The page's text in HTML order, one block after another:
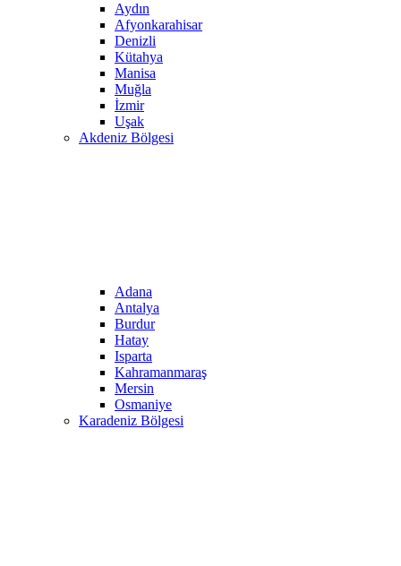
Aydın
Afyonkarahisar
Denizli
Kütahya
Manisa
Muğla
İzmir
Uşak
Akdeniz Bölgesi
Adana
Antalya
Burdur
Hatay
Isparta
Kahramanmaraş
Mersin
Osmaniye
Karadeniz Bölgesi